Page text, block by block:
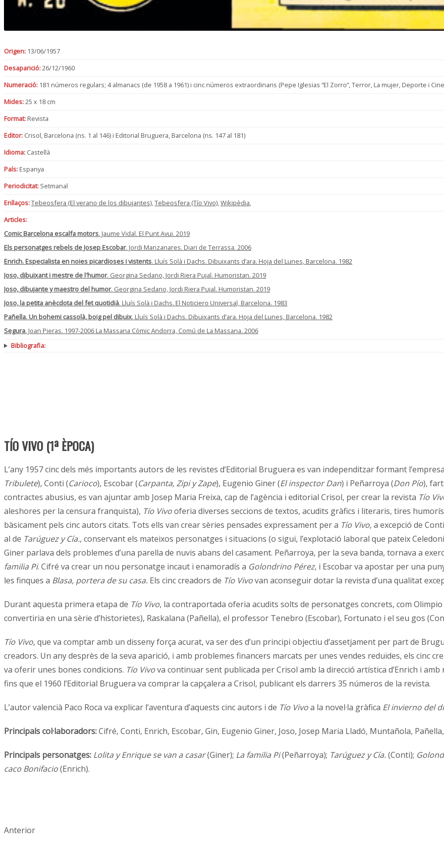
Origen: 13/06/1957
Desaparició:26/12/1960
Numeració: 181 números regulars; 4 almanacs (de 1958 a 1961) i cinc números extraordinaris (Pepe Iglesias “El Zorro”, Terror, La mujer, Deporte i
Mides:25 x 18 cm
Format: Revista
Editor: Crisol, Barcelona (ns. 1 al 146) i Editorial Bruguera, Barcelona (ns. 147 al 181)
Idioma: Castellà
País: Espanya
Periodicitat: Setmanal
Enllaços:Tebeosfera (El verano de los dibujantes),Tebeosfera (Tío Vivo),Wikipèdia,
Articles:
Comic Barcelona escalfa motors. Jaume Vidal. El Punt Avui. 2019
Els personatges rebels de Josep Escobar. Jordi Manzanares. Diari de Terrassa. 2006
Enrich. Especialista en noies picardioses i vistents. Lluís Solà i Dachs. Dibuixants d’ara. Hoja del Lunes, Barcelona. 1982
Joso, dibuixant i mestre de l′humor. Georgina Sedano, Jordi Riera Pujal. Humoristan. 2019
Joso, dibujante y maestro del humor. Georgina Sedano, Jordi Riera Pujal. Humoristan. 2019
Joso, la petita anècdota del fet quotidià. Lluís Solà i Dachs. El Noticiero Universal, Barcelona. 1983
Pañella. Un bohemi cassolà, boig pel dibuix. Lluís Solà i Dachs. Dibuixants d’ara. Hoja del Lunes, Barcelona. 1982
Segura. Joan Pieras. 1997-2006 La Massana Còmic Andorra, Comú de La Massana. 2006
Bibliografia:
TÍO VIVO (1ª ÈPOCA)
L’any 1957 cinc dels més importants autors de les revistes d’Editorial Bruguera es van independitzar formant
Tribulete), Conti (Carioco), Escobar (Carpanta, Zipi y Zape), Eugenio Giner (El inspector Dan) i Peñarroya (Don Pío),
contractes abusius, es van ajuntar amb Josep Maria Freixa, cap de l’agència i editorial Crisol, per crear la revista Tío
aleshores per la censura franquista), Tío Vivooferia diverses seccions de textos, acudits gràfics i literaris, tires
bàsicament pels cinc autors citats. Tots ells van crear sèries pensades expressament per a Tío Vivo, a excepció de
al de Tarúguez y Cía., conservant els mateixos personatges i situacions (o sigui, l’explotació laboral que pateix
Giner parlava dels problemes d’una parella de nuvis abans del casament. Peñarroya, per la seva banda, tornava a
familia Pi. Cifré va crear un nou personatge incaut i enamoradís a Golondrino Pérez, i Escobar va apostar per una
les finques a Blasa, portera de su casa. Els cinc creadors de Tío Vivovan aconseguir dotar la revista d’una qualitat
Durant aquesta primera etapa de Tío Vivo, la contraportada oferia acudits solts de personatges concrets, com Olimpio
convertiria en una sèrie d’historietes), Raskalana (Pañella), el professor Tenebro (Escobar), Fortunato i el seu gos
Tío Vivo, que va comptar amb un disseny força acurat, va ser des d’un principi objectiu d’assetjament per part de
creadors. Un any desprès de la seva aparició, i amb problemes financers marcats per unes vendes reduïdes, els cinc
va oferir unes bones condicions. Tío Vivova continuar sent publicada per Crisol amb la direcció artística d’Enrich i
fins que el 1960 l’Editorial Bruguera va comprar la capçalera a Crisol, publicant els darrers 35 números de la revista.
L’autor valencià Paco Roca va explicar l’aventura d’aquests cinc autors i de Tío Vivoa la novel·la gràfica El invierno del
Principals col·laboradors:Cifré, Conti, Enrich, Escobar, Gin, Eugenio Giner, Joso, Josep Maria Lladó, Muntañola,
Principals personatges: Lolita y Enrique se van a casar(Giner); La familia Pi(Peñarroya); Tarúguez y Cía.(Conti);
caco Bonifacio(Enrich).
Anterior